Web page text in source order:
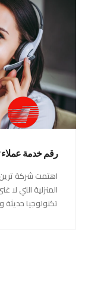
رقم خدمة عملاء
اهتمت شركة ترين
المنزلية التي
تكنولوجيا